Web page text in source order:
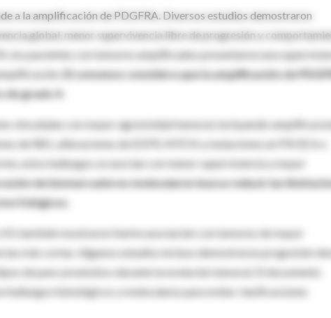
a la amplificación de PDGFRA. Diversos estudios demostraron
global, menor supervivencia libre de progresión y
los pacientes con tumores amplificados presentaron una
El consenso considera que la amplificación de
grado 4.
vinculadas con mayor agresividad tumoral, incluyendo
de RB1, alteraciones de EGFR, MYCN y mutaciones en PIK3CA o
estos hallazgos se asocian con menor supervivencia y mayor
de biomarcadores moleculares busca reducir las
también mostraron fuerte asociación con tumores de mayor
más cortas. Algunos estudios incluso demostraron progresión
de peor pronóstico durante la evolución tumoral. El documento
hallazgos histológicos y moleculares para evitar clasificaciones